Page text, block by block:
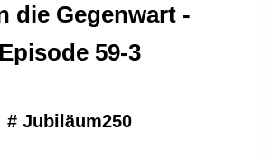
die Gegenwart -
Episode 59-3
# Jubiläum250